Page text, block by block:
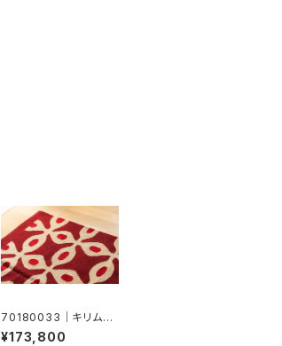
70180033｜キリム（ド
ホク）
¥173,800